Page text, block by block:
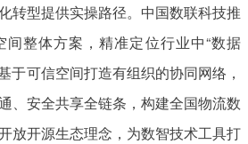
转型提供实操路径。中国数联科技推
整体方案，精准定位行业中“数据
于可信空间打造有组织的协同网络，
、安全共享全链条，构建全国物流数
放开源生态理念，为数智技术工具打